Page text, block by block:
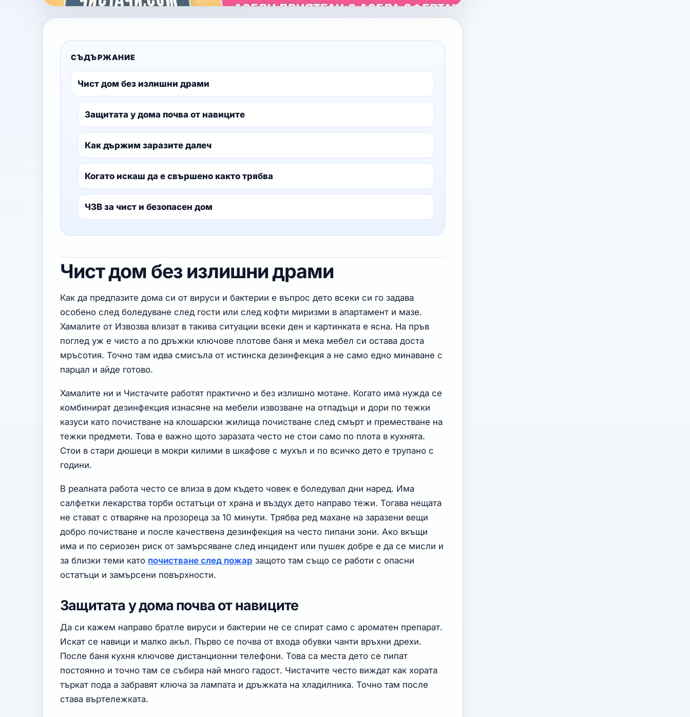
СЪДЪРЖАНИЕ
Чист дом без излишни драми
Защитата у дома почва от навиците
Как държим заразите далеч
Когато искаш да е свършено както трябва
ЧЗВ за чист и безопасен дом
Чист дом без излишни драми
Как да предпазите дома си от вируси и бактерии е въпрос дето всеки си го задава
особено след боледуване след гости или след кофти миризми в апартамент и мазе.
Хамалите от Извозва влизат в такива ситуации всеки ден и картинката е ясна. На пръв
поглед уж е чисто а по дръжки ключове плотове баня и мека мебел си остава доста
мръсотия. Точно там идва смисъла от истинска дезинфекция а не само едно минаване с
парцал и айде готово.
Хамалите ни и Чистачите работят практично и без излишно мотане. Когато има нужда се
комбинират дезинфекция изнасяне на мебели извозване на отпадъци и дори по тежки
казуси като почистване на клошарски жилища почистване след смърт и преместване на
тежки предмети. Това е важно щото заразата често не стои само по плота в кухнята.
Стои в стари дюшеци в мокри килими в шкафове с мухъл и по всичко дето е трупано с
години.
В реалната работа често се влиза в дом където човек е боледувал дни наред. Има
салфетки лекарства торби остатъци от храна и въздух дето направо тежи. Тогава нещата
не стават с отваряне на прозореца за 10 минути. Трябва ред махане на заразени вещи
добро почистване и после качествена дезинфекция на често пипани зони. Ако вкъщи
има и по сериозен риск от замърсяване след инцидент или пушек добре е да се мисли и
за близки теми като почистване след пожар защото там също се работи с опасни
остатъци и замърсени повърхности.
Защитата у дома почва от навиците
Да си кажем направо братле вируси и бактерии не се спират само с ароматен препарат.
Искат се навици и малко акъл. Първо се почва от входа обувки чанти връхни дрехи.
После баня кухня ключове дистанционни телефони. Това са места дето се пипат
постоянно и точно там се събира най много гадост. Чистачите често виждат как хората
търкат пода а забравят ключа за лампата и дръжката на хладилника. Точно там после
става въртележката.